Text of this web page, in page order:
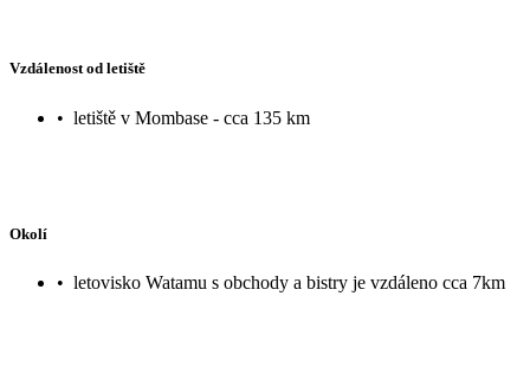
Vzdálenost od letiště
• letiště v Mombase - cca 135 km
Okolí
• letovisko Watamu s obchody a bistry je vzdáleno cca 7km